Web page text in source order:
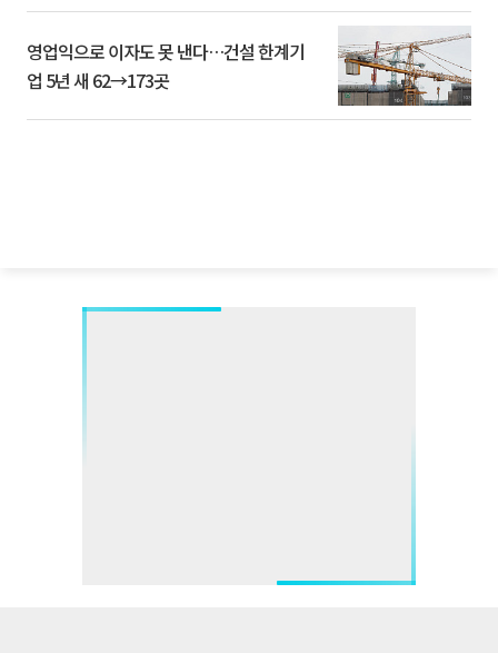
영업익으로 이자도 못 낸다…건설 한계기
업 5년 새 62→173곳